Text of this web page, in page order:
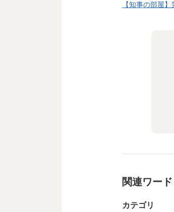
【知事の部屋
関連ワード
カテゴリ